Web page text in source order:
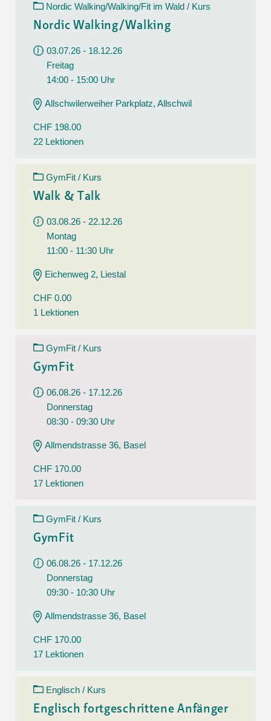
Nordic Walking/Walking/Fit im Wald / Kurs
Nordic Walking/Walking
03.07.26 - 18.12.26
Freitag
14:00 - 15:00 Uhr
Allschwilerweiher Parkplatz, Allschwil
CHF 198.00
22 Lektionen
GymFit / Kurs
Walk & Talk
03.08.26 - 22.12.26
Montag
11:00 - 11:30 Uhr
Eichenweg 2, Liestal
CHF 0.00
1 Lektionen
GymFit / Kurs
GymFit
06.08.26 - 17.12.26
Donnerstag
08:30 - 09:30 Uhr
Allmendstrasse 36, Basel
CHF 170.00
17 Lektionen
GymFit / Kurs
GymFit
06.08.26 - 17.12.26
Donnerstag
09:30 - 10:30 Uhr
Allmendstrasse 36, Basel
CHF 170.00
17 Lektionen
Englisch / Kurs
Englisch fortgeschrittene Anfänger